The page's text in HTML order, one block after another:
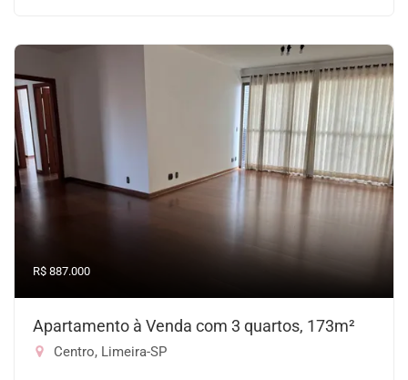
R$ 887.000
Apartamento à Venda com 3 quartos, 173m²
Centro, Limeira-SP